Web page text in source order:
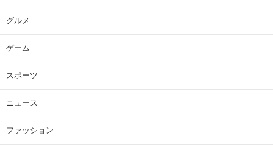
グルメ
ゲーム
スポーツ
ニュース
ファッション